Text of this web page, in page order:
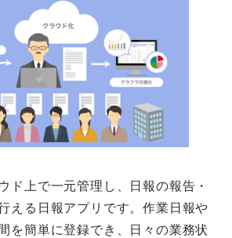
ド上で一元管理し、日報の報告・
える日報アプリです。作業日報や
を簡単に登録でき、日々の業務状